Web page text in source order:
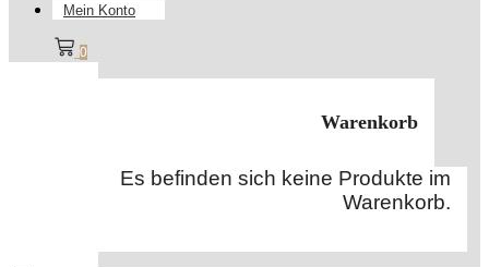
Mein Konto
0
Warenkorb
Es befinden sich keine Produkte im
Warenkorb.